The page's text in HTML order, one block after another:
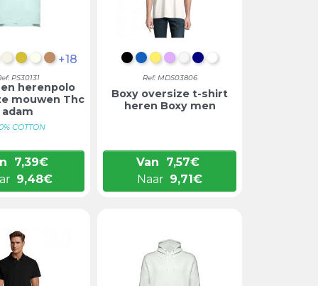
LICHTGRIJS
PASTEL WIT
DONKERGEEL
MAT WIT
LICHTBRUIN
+18
PS30131
herenpolo
mouwen Thc
adam
COTTON
7,39€
9,48€
DIEP ZWART
DENIM
LICHTGEEL
LILAGEBROKEN WIT
DONKERBLAUW
WIT
Ref: MDS03806
Boxy oversize t-shirt
heren Boxy men
Van 7,57€
Naar 9,71€